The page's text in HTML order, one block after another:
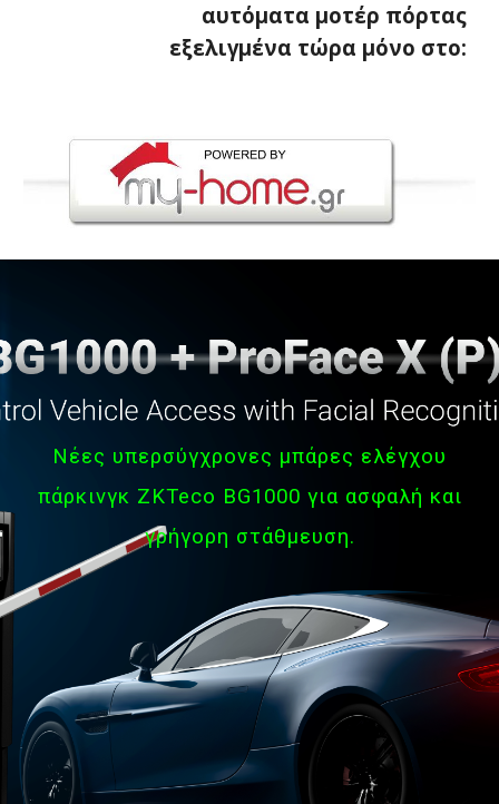
αυτόματα μοτέρ πόρτας
εξελιγμένα τώρα μόνο στο:
Νέες υπερσύγχρονες μπάρες ελέγχου
πάρκινγκ ZKTeco BG1000 για ασφαλή και
γρήγορη στάθμευση.